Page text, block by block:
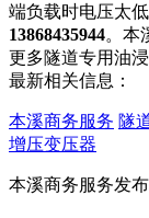
端负载时电压太
13868435944。本
更多隧道专用油
最新相关信息：
本溪商务服务 隧
增压变压器
本溪商务服务发布